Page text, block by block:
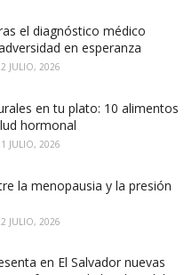
el diagnóstico médico
en esperanza
JULIO, 2026
en tu plato: 10 alimentos
hormonal
JULIO, 2026
la menopausia y la presión
JULIO, 2026
en El Salvador nuevas